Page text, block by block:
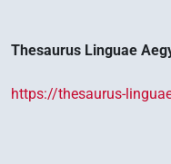
Thesaurus Linguae
https://thesaurus-